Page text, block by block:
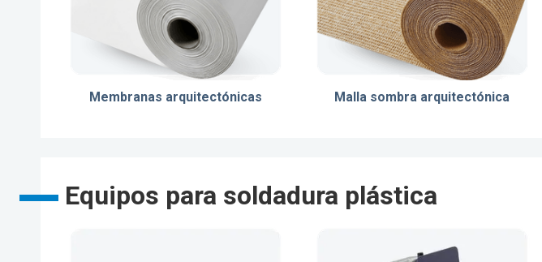
Membranas arquitectónicas Malla sombra arquitectónica
Equipos para soldadura plástica